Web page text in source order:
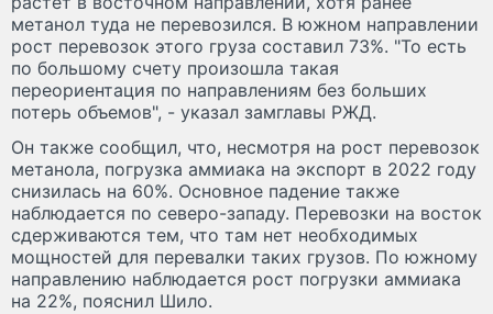
метанол туда не перевозился. В южном направлении
рост перевозок этого груза составил 73%. "То есть
по большому счету произошла такая
переориентация по направлениям без больших
потерь объемов", - указал замглавы РЖД.
Он также сообщил, что, несмотря на рост перевозок
метанола, погрузка аммиака на экспорт в 2022 году
снизилась на 60%. Основное падение также
наблюдается по северо-западу. Перевозки на восток
сдерживаются тем, что там нет необходимых
мощностей для перевалки таких грузов. По южному
направлению наблюдается рост погрузки аммиака
на 22%, пояснил Шило.